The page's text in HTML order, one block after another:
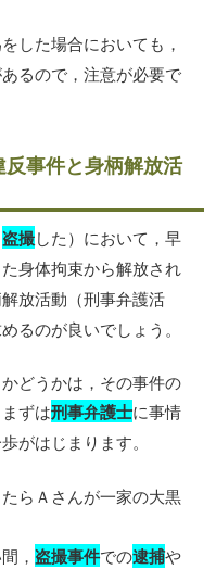
した場合においても，
るので，注意が必要で
反事件と身柄解放活
盗撮した）において，早
身体拘束から解放され
放活動（刑事弁護活
るのが良いでしょう。
どうかは，その事件の
ずは刑事弁護士に事情
がはじまります。
らＡさんが一家の大黒
，盗撮事件での逮捕や